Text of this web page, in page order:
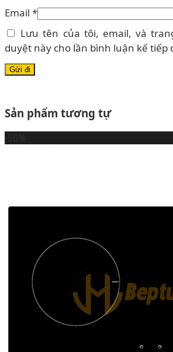
Email *
Lưu tên của tôi, email, và
duyệt này cho lần bình luận kế tiếp
Sản phẩm tương tự